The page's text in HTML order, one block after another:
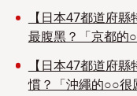
【日本47都道府縣
最腹黑？「京都的
【日本47都道府縣
慣？「沖繩的○○很